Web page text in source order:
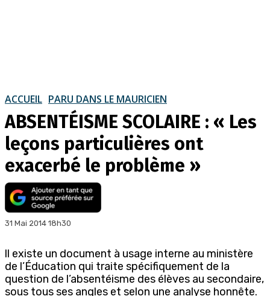
ACCUEIL PARU DANS LE MAURICIEN
ABSENTÉISME SCOLAIRE : « Les
leçons particulières ont
exacerbé le problème »
31 Mai 2014 18h30
ll existe un document à usage interne au ministère
de l’Éducation qui traite spécifiquement de la
question de l’absentéisme des élèves au secondaire,
sous tous ses angles et selon une analyse honnête.